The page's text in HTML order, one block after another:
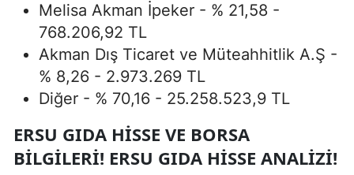
Melisa Akman İpeker - % 21,58 -
768.206,92 TL
Akman Dış Ticaret ve Müteahhitlik A.Ş -
% 8,26 - 2.973.269 TL
Diğer - % 70,16 - 25.258.523,9 TL
ERSU GIDA HISSE VE BORSA
BILGILERI! ERSU GIDA HISSE ANALIZI!